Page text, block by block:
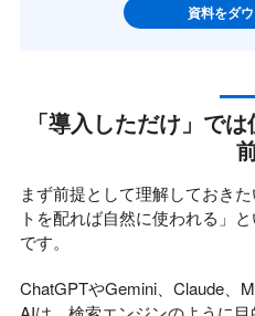
資料をダ
「導入しただけ」で
まず前提として理解しておき
トを配れば自然に使われる」
です。
ChatGPTやGemini、Claude、